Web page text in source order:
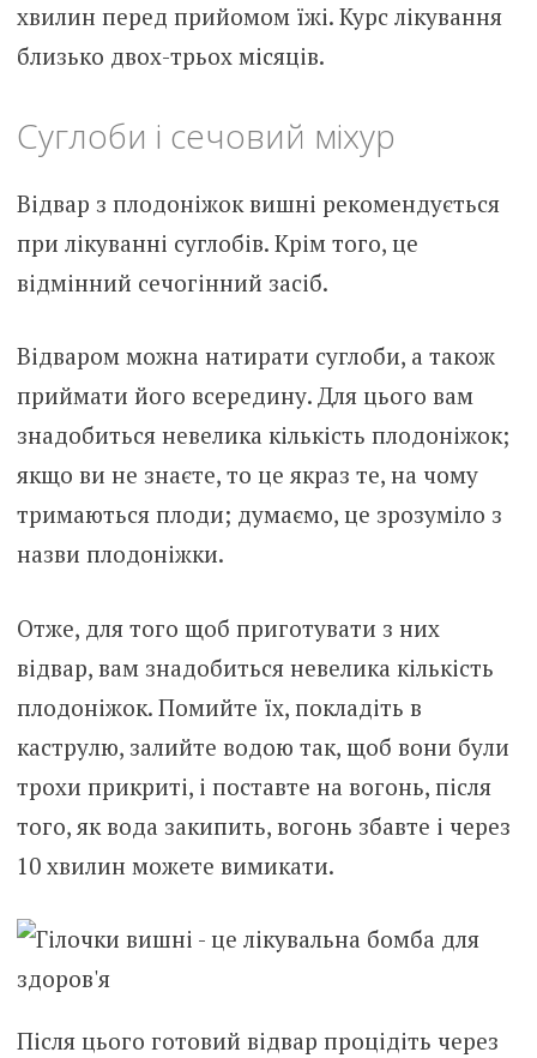
хвилин перед прийомом їжі. Курс лікування
близько двох-трьох місяців.
Суглоби і сечовий міхур
Відвар з плодоніжок вишні рекомендується
при лікуванні суглобів. Крім того, це
відмінний сечогінний засіб.
Відваром можна натирати суглоби, а також
приймати його всередину. Для цього вам
знадобиться невелика кількість плодоніжок;
якщо ви не знаєте, то це якраз те, на чому
тримаються плоди; думаємо, це зрозуміло з
назви плодоніжки.
Отже, для того щоб приготувати з них
відвар, вам знадобиться невелика кількість
плодоніжок. Помийте їх, покладіть в
каструлю, залийте водою так, щоб вони були
трохи прикриті, і поставте на вогонь, після
того, як вода закипить, вогонь збавте і через
10 хвилин можете вимикати.
Після цього готовий відвар процідіть через